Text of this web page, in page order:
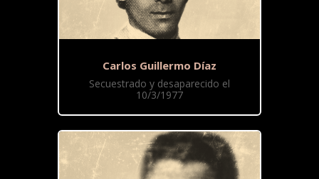
Carlos Guillermo Díaz
Secuestrado y desaparecido el
10/3/1977